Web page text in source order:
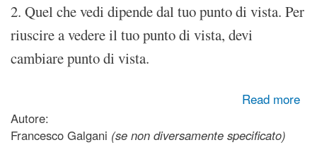
2. Quel che vedi dipende dal tuo punto di vista. Per
riuscire a vedere il tuo punto di vista, devi
cambiare punto di vista.
Read more
Autore:
Francesco Galgani (se non diversamente specificato)